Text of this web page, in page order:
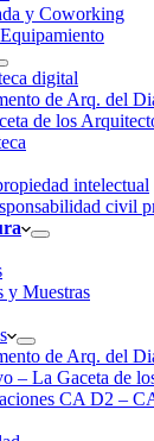
y Coworking
digital
de Arq. del
de los
intelectual
civil
y Muestras
de Arq. del
– La Gaceta de
CA D2 –